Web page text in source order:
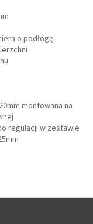
o podłogę
montowana na
regulacji w zestawie